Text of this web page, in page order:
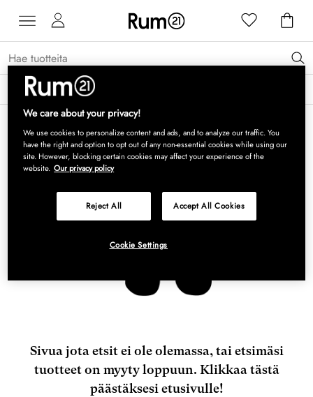
Saat 15 % alennusta Grythyttan Stålmöbler -tuotteista* →
Sivua jota etsit ei ole olemassa, tai etsimäsi
tuotteet on myyty loppuun. Klikkaa tästä
päästäksesi etusivulle!
We care about your privacy!
We use cookies to personalize content and ads, and to analyze our traffic. You
have the right and option to opt out of any non-essential cookies while using our
site. However, blocking certain cookies may affect your experience of the
website. Our privacy policy
Reject All Accept All Cookies
Cookie Settings